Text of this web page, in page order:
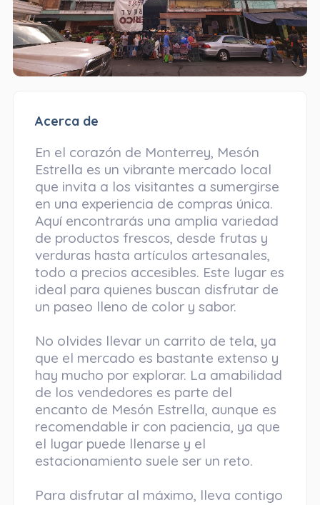
Acerca de
En el corazón de Monterrey, Mesón
Estrella es un vibrante mercado local
que invita a los visitantes a sumergirse
en una experiencia de compras única.
Aquí encontrarás una amplia variedad
de productos frescos, desde frutas y
verduras hasta artículos artesanales,
todo a precios accesibles. Este lugar es
ideal para quienes buscan disfrutar de
un paseo lleno de color y sabor.
No olvides llevar un carrito de tela, ya
que el mercado es bastante extenso y
hay mucho por explorar. La amabilidad
de los vendedores es parte del
encanto de Mesón Estrella, aunque es
recomendable ir con paciencia, ya que
el lugar puede llenarse y el
estacionamiento suele ser un reto.
Para disfrutar al máximo, lleva contigo